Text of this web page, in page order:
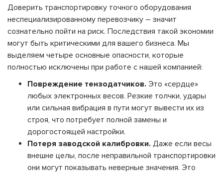
Доверить транспортировку точного оборудования
неспециализированному перевозчику – значит
сознательно пойти на риск. Последствия такой экономии
могут быть критическими для вашего бизнеса. Мы
выделяем четыре основные опасности, которые
полностью исключены при работе с нашей компанией:
Повреждение тензодатчиков. Это «сердце»
любых электронных весов. Резкие толчки, удары
или сильная вибрация в пути могут вывести их из
строя, что потребует полной замены и
дорогостоящей настройки.
Потеря заводской калибровки. Даже если весы
внешне целы, после неправильной транспортировки
они могут показывать неверные значения. Это